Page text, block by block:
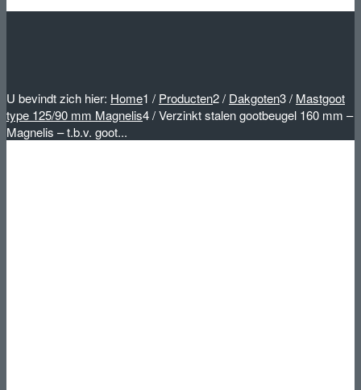
U bevindt zich hier: Home1 / Producten2/ Dakgoten3/ Mastgoot
type 125/90 mm Magnelis4/Verzinkt stalen gootbeugel 160 mm –
Magnelis – t.b.v. goot...